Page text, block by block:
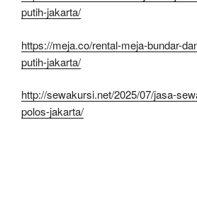
putih-jakarta/
https://meja.co/rental-meja-bundar-
putih-jakarta/
http://sewakursi.net/2025/07/jasa-
polos-jakarta/